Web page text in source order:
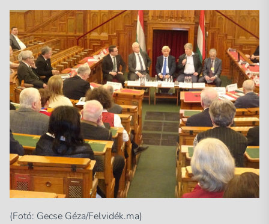
(Fotó: Gecse Géza/Felvidék.ma)